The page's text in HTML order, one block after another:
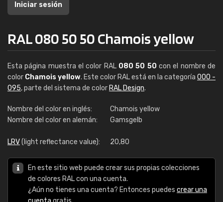
Iniciar sesión
RAL 080 50 50 Chamois yellow
Esta página muestra el color RAL 080 50 50 con el nombre de
color Chamois yellow. Este color RAL está en la categoría 000 -
095, parte del sistema de color RAL Design.
Nombre del color en inglés:
Chamois yellow
Nombre del color en alemán:
Gamsgelb
LRV(light reflectance value): 20,80
En este sitio web puede crear sus propias colecciones
de colores RAL con una cuenta.
¿Aún no tienes una cuenta? Entonces puedes crear una